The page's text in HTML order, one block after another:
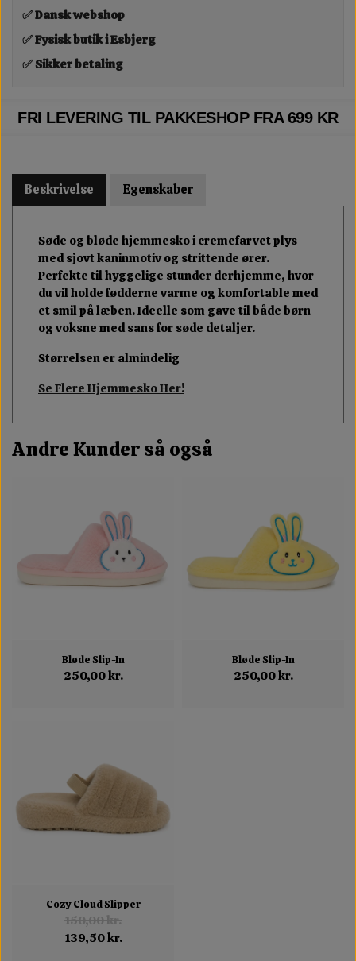
✅ Dansk webshop
✅ Fysisk butik i Esbjerg
✅ Sikker betaling
FRI LEVERING TIL PAKKESHOP FRA 699 KR
Beskrivelse Egenskaber
Søde og bløde hjemmesko i cremefarvet plys
med sjovt kaninmotiv og strittende ører.
Perfekte til hyggelige stunder derhjemme, hvor
du vil holde fødderne varme og komfortable med
et smil på læben. Ideelle som gave til både børn
og voksne med sans for søde detaljer.
Størrelsen er almindelig
Se Flere Hjemmesko Her!
Andre Kunder så også
Bløde Slip-In
250,00 kr.
Bløde Slip-In
250,00 kr.
Cozy Cloud Slipper
150,00 kr.
139,50 kr.